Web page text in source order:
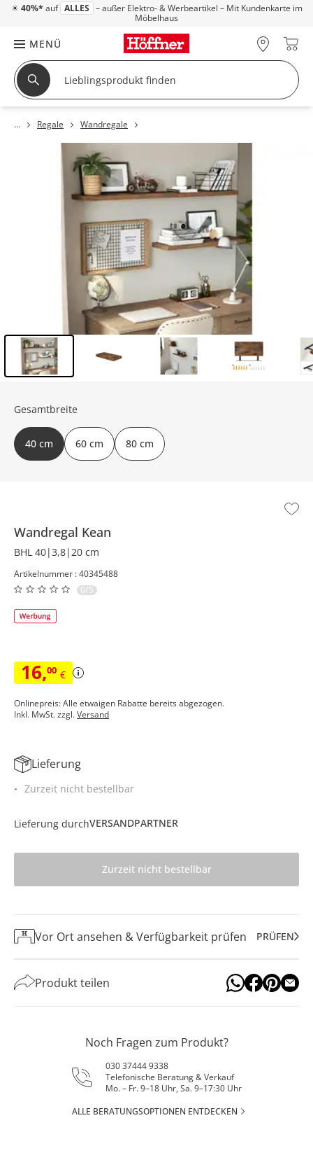
☀ 40%* auf ALLES – außer Elektro- & Werbeartikel – Mit Kundenkarte im
Möbelhaus
MENÜ
Regale Wandregale
Wandregal Kean
BHL 40|3,8|20 cm
Artikelnummer : 40345488
0/5
16,00 €
Onlinepreis: Alle etwaigen Rabatte bereits abgezogen.
Inkl. MwSt. zzgl.Versand
Gesamtbreite
40 cm 60 cm 80 cm
Lieferung
Zurzeit nicht bestellbar
Lieferung durchVERSANDPARTNER
Zurzeit nicht bestellbar
Vor Ort ansehen & Verfügbarkeit prüfen PRÜFEN
Produkt teilen
Noch Fragen zum Produkt?
030 37444 9338
Telefonische Beratung & Verkauf
Mo. – Fr. 9–18 Uhr, Sa. 9–17:30 Uhr
ALLE BERATUNGSOPTIONEN ENTDECKEN